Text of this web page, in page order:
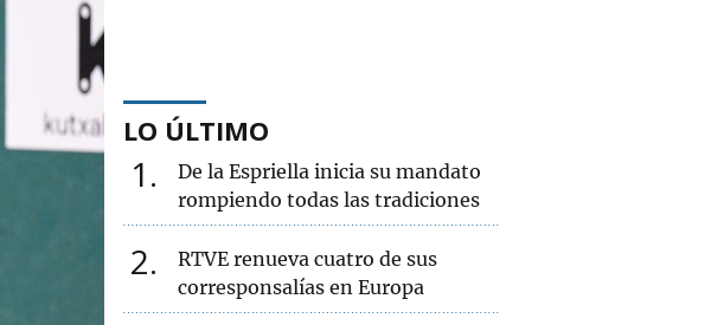
LO ÚLTIMO
1
De la Espriella inicia su mandato
rompiendo todas las tradiciones
2
RTVE renueva cuatro de sus
corresponsalías en Europa